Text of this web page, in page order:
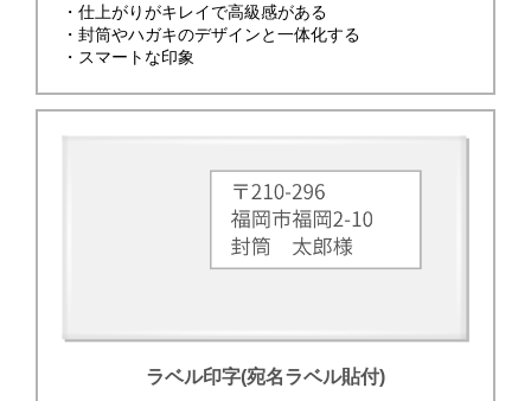
・仕上がりがキレイで高級感がある
・封筒やハガキのデザインと一体化する
・スマートな印象
ラベル印字(宛名ラベル貼付)